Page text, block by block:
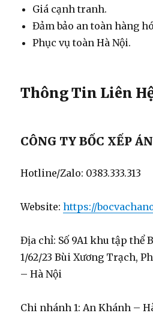
Giá cạnh tranh.
Đảm bảo an toàn hàng
Phục vụ toàn Hà Nội.
Thông Tin Liên
CÔNG TY BỐC XẾP
Hotline/Zalo: 0383.333.313
Website:https://
Địa chỉ: Số 9A1 khu tập thể
1/62/23 Bùi Xương Trạch,
– Hà Nội
Chi nhánh 1: An Khánh –